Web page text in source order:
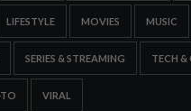
LIFESTYLE MOVIES MUSIC
SERIES & STREAMING TECH &
VIRAL